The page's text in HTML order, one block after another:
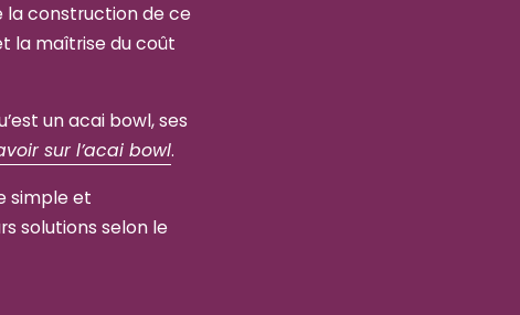
la construction de ce
la maîtrise du coût
un acai bowl, ses
sur l’acai bowl.
simple et
solutions selon le